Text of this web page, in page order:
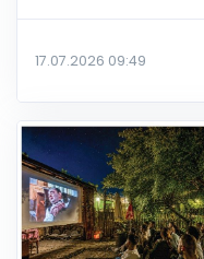
17.07.2026 09:49